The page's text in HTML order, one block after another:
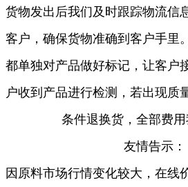
货物发出后我们及时跟踪物流信
客户，确保货物准确到客户手里
都单独对产品做好标记，让客户
户收到产品进行检测，若出现质
条件退换货，全部费用
友情告示：
因原料市场行情变化较大，在线